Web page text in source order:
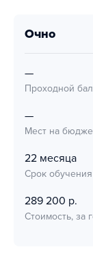
очно
—
Проходной
—
Мест на
22 месяца
Срок обучения
289 200 р.
Стоимость, за